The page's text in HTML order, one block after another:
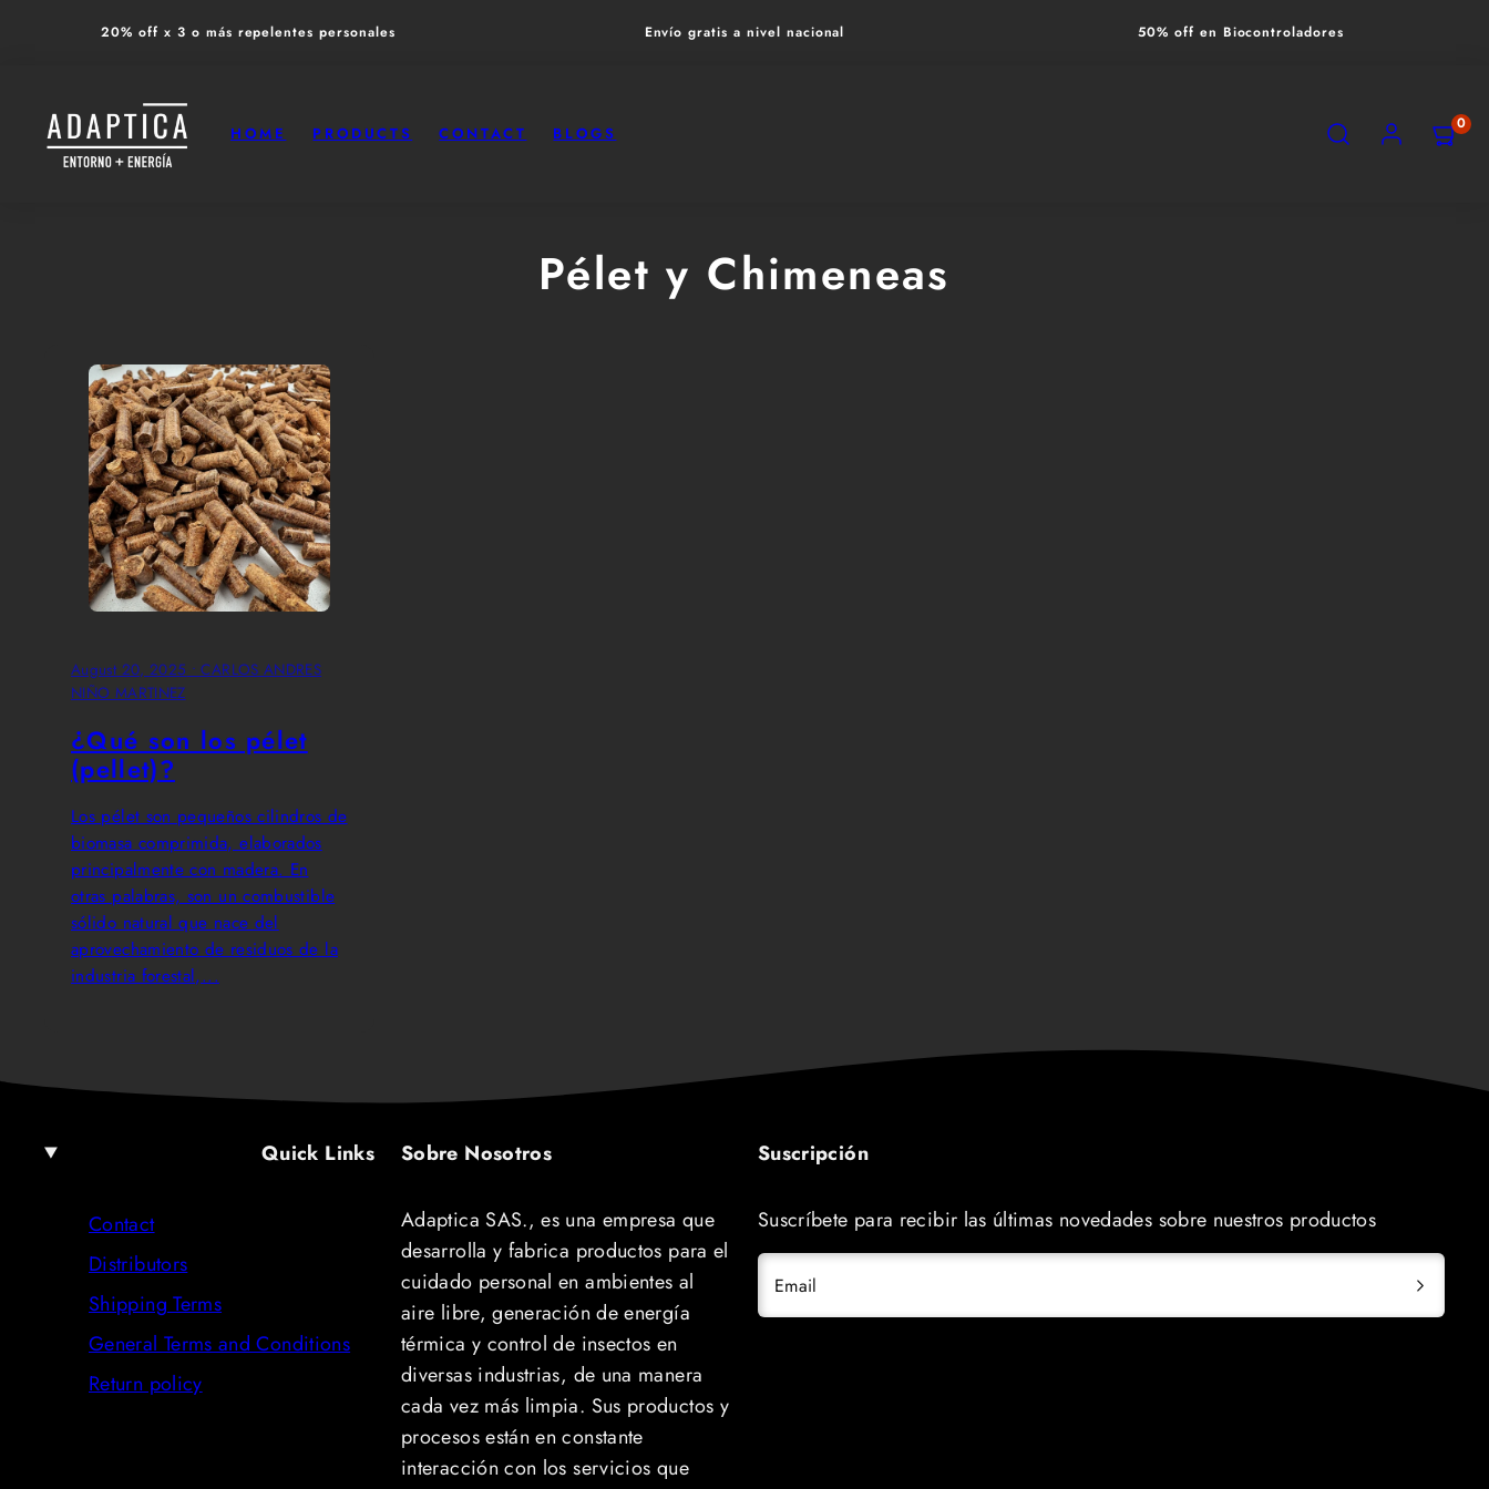
20% off x 3 o más repelentes personales Envío gratis a nivel nacional 50% off en Biocontroladores
HOME PRODUCTS CONTACT BLOGS
ACCOUNT
VIEW
MY
0
Pélet y Chimeneas
August 20, 2025 • CARLOS ANDRES
NIÑO MARTINEZ
¿Qué son los pélet
(pellet)?
Los pélet son pequeños cilindros de
biomasa comprimida, elaborados
principalmente con madera. En
otras palabras, son un combustible
sólido natural que nace del
aprovechamiento de residuos de la
industria forestal,...
Quick Links
Contact
Distributors
Shipping Terms
General Terms and Conditions
Return policy
Sobre Nosotros
Adaptica SAS., es una empresa que
desarrolla y fabrica productos para el
cuidado personal en ambientes al
aire libre, generación de energía
térmica y control de insectos en
diversas industrias, de una manera
cada vez más limpia. Sus productos y
procesos están en constante
interacción con los servicios que
Suscripción
Suscríbete para recibir las últimas novedades sobre nuestros productos
Email